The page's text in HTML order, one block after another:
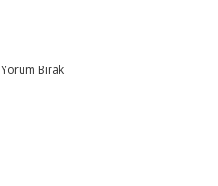
Yorum Bırak